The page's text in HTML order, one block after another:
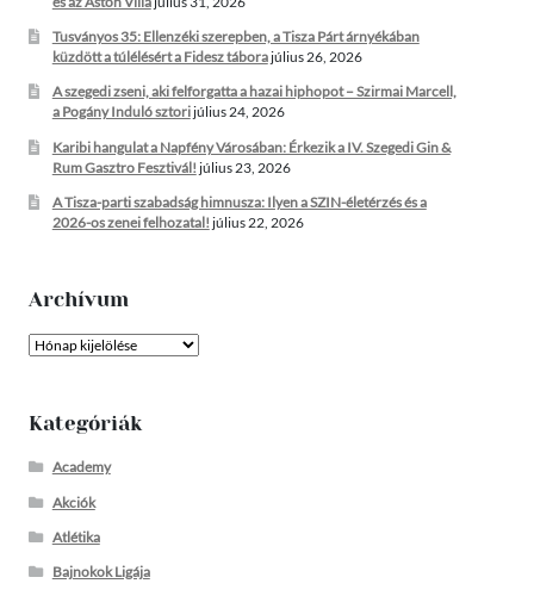
Tusványos 35: Ellenzéki szerepben, a Tisza Párt árnyékában
küzdött a túlélésért a Fidesz táborajúlius 26, 2026
A szegedi zseni, aki felforgatta a hazai hiphopot – Szirmai Marcell,
a Pogány Induló sztorijúlius 24, 2026
Karibi hangulat a Napfény Városában: Érkezik a IV. Szegedi Gin &
Rum Gasztro Fesztivál! július 23, 2026
A Tisza-parti szabadság himnusza: Ilyen a SZIN-életérzés és a
2026-os zenei felhozatal! július 22, 2026
Archívum
Archívum
Kategóriák
Academy
Akciók
Atlétika
Bajnokok Ligája